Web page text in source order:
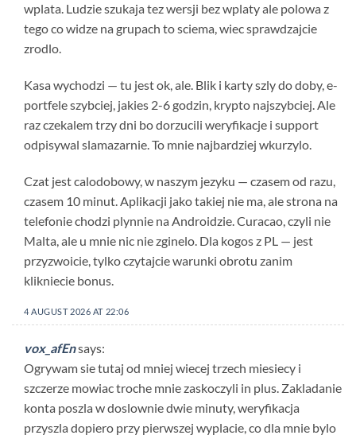
wplata. Ludzie szukaja tez wersji bez wplaty ale polowa z
tego co widze na grupach to sciema, wiec sprawdzajcie
zrodlo.
Kasa wychodzi — tu jest ok, ale. Blik i karty szly do doby, e-
portfele szybciej, jakies 2-6 godzin, krypto najszybciej. Ale
raz czekalem trzy dni bo dorzucili weryfikacje i support
odpisywal slamazarnie. To mnie najbardziej wkurzylo.
Czat jest calodobowy, w naszym jezyku — czasem od razu,
czasem 10 minut. Aplikacji jako takiej nie ma, ale strona na
telefonie chodzi plynnie na Androidzie. Curacao, czyli nie
Malta, ale u mnie nic nie zginelo. Dla kogos z PL — jest
przyzwoicie, tylko czytajcie warunki obrotu zanim
klikniecie bonus.
4 AUGUST 2026 AT 22:06
vox_afEnsays:
Ogrywam sie tutaj od mniej wiecej trzech miesiecy i
szczerze mowiac troche mnie zaskoczyli in plus. Zakladanie
konta poszla w doslownie dwie minuty, weryfikacja
przyszla dopiero przy pierwszej wyplacie, co dla mnie bylo